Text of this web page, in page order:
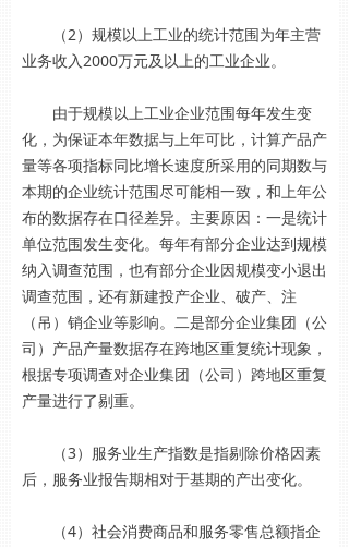
（2）规模以上工业的统计范围为年主营
业务收入2000万元及以上的工业企业。
由于规模以上工业企业范围每年发生变
化，为保证本年数据与上年可比，计算产品产
量等各项指标同比增长速度所采用的同期数与
本期的企业统计范围尽可能相一致，和上年公
布的数据存在口径差异。主要原因：一是统计
单位范围发生变化。每年有部分企业达到规模
纳入调查范围，也有部分企业因规模变小退出
调查范围，还有新建投产企业、破产、注
（吊）销企业等影响。二是部分企业集团（公
司）产品产量数据存在跨地区重复统计现象，
根据专项调查对企业集团（公司）跨地区重复
产量进行了剔重。
（3）服务业生产指数是指剔除价格因素
后，服务业报告期相对于基期的产出变化。
（4）社会消费商品和服务零售总额指企